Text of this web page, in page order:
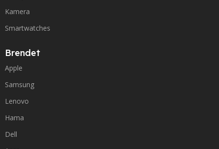
Kamera
Smartwatches
Brendet
Apple
Samsung
Lenovo
Hama
Dell